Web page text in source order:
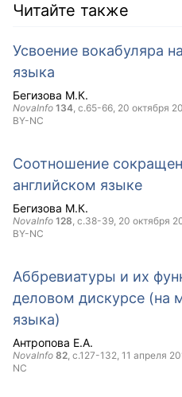
Читайте также
Усвоение вокабуляра
языка
Бегизова М.К.
NovaInfo 134, с.65-66, 20 октября
BY-NC
Соотношение
английском языке
Бегизова М.К.
NovaInfo 128, с.38-39, 20 октября
BY-NC
Аббревиатуры и их
деловом дискурсе (на
языка)
Антропова Е.А.
NovaInfo 82, с.127-132, 11 апреля
NC